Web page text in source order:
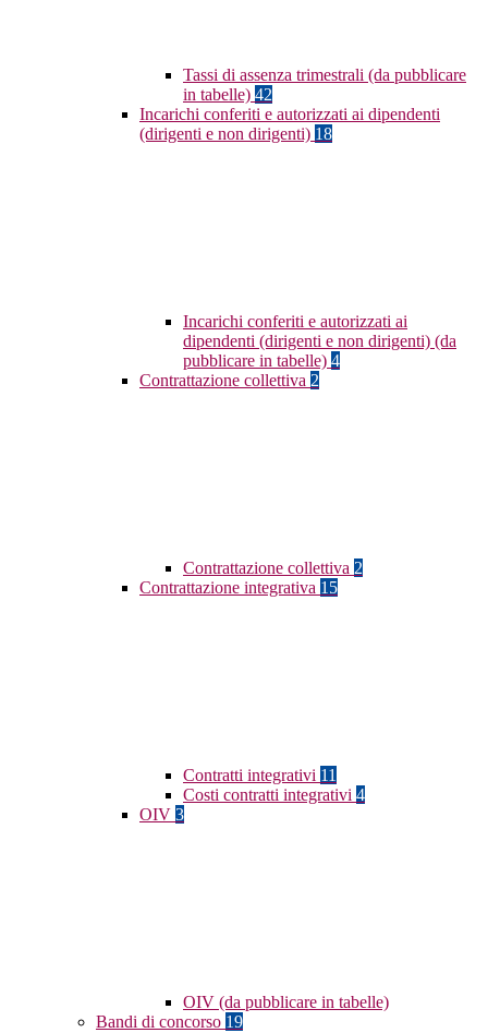
Tassi di assenza trimestrali (da pubblicare
in tabelle) 42
Incarichi conferiti e autorizzati ai dipendenti
(dirigenti e non dirigenti) 18
Incarichi conferiti e autorizzati ai
dipendenti (dirigenti e non dirigenti) (da
pubblicare in tabelle) 4
Contrattazione collettiva 2
Contrattazione collettiva 2
Contrattazione integrativa 15
Contratti integrativi 11
Costi contratti integrativi 4
OIV 3
OIV (da pubblicare in tabelle)
Bandi di concorso 19